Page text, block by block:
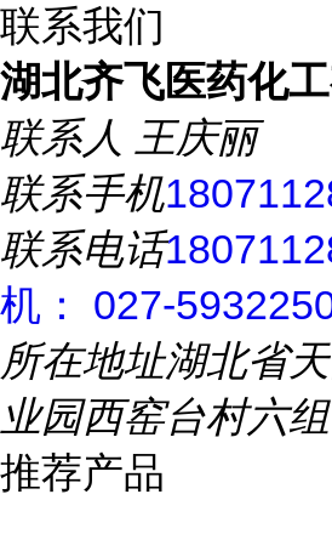
联系我们
湖北齐飞医药化
联系人 王庆丽
联系手机
联系电话
机： 027-
所在地址湖北省
业园西窑台村六组
推荐产品